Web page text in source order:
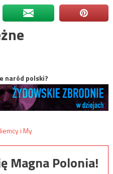
naród polski?
Magna Polonia!